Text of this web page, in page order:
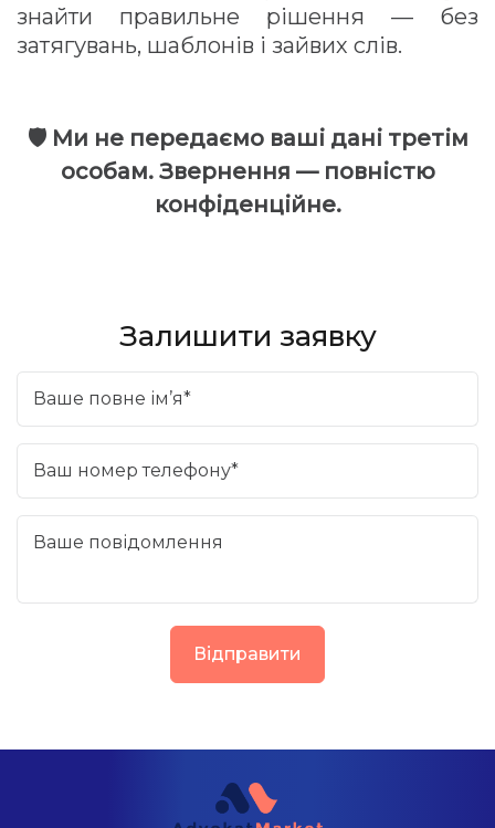
знайти правильне рішення — без
затягувань, шаблонів і зайвих слів.
🛡 Ми не передаємо ваші дані третім
особам. Звернення — повністю
конфіденційне.
Залишити заявку
Ваше повне ім’я*
Ваш номер телефону*
Ваше повідомлення
Відправити